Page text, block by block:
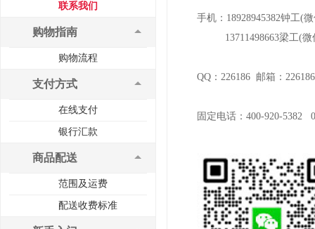
联系我们
购物指南
购物流程
支付方式
在线支付
银行汇款
商品配送
范围及运费
配送收费标准
手机：18928945382钟工(
13711498663梁工(
QQ：226186 邮箱：
固定电话：400-920-5382